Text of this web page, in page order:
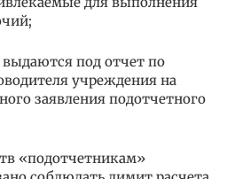
под отчет по
учреждения на
заявления подотчетного
«подотчетникам»